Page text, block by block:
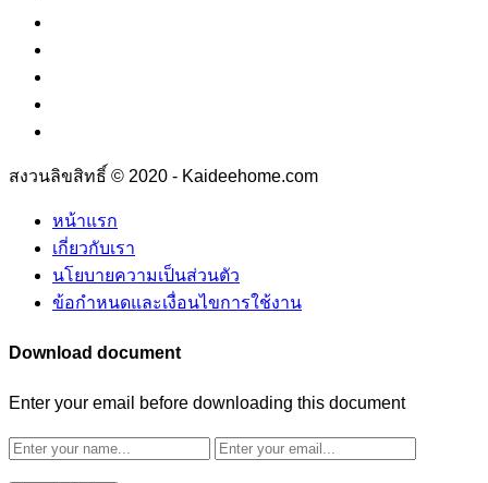
สงวนลิขสิทธิ์ © 2020 - Kaideehome.com
หน้าแรก
เกี่ยวกับเรา
นโยบายความเป็นส่วนตัว
ข้อกำหนดและเงื่อนไขการใช้งาน
Download document
Enter your email before downloading this document